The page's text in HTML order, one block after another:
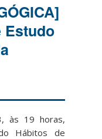
Estudo
às 19 horas,
Hábitos de